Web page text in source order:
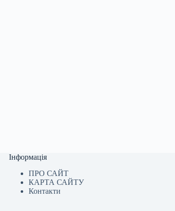
Інформація
ПРО САЙТ
КАРТА САЙТУ
Контакти